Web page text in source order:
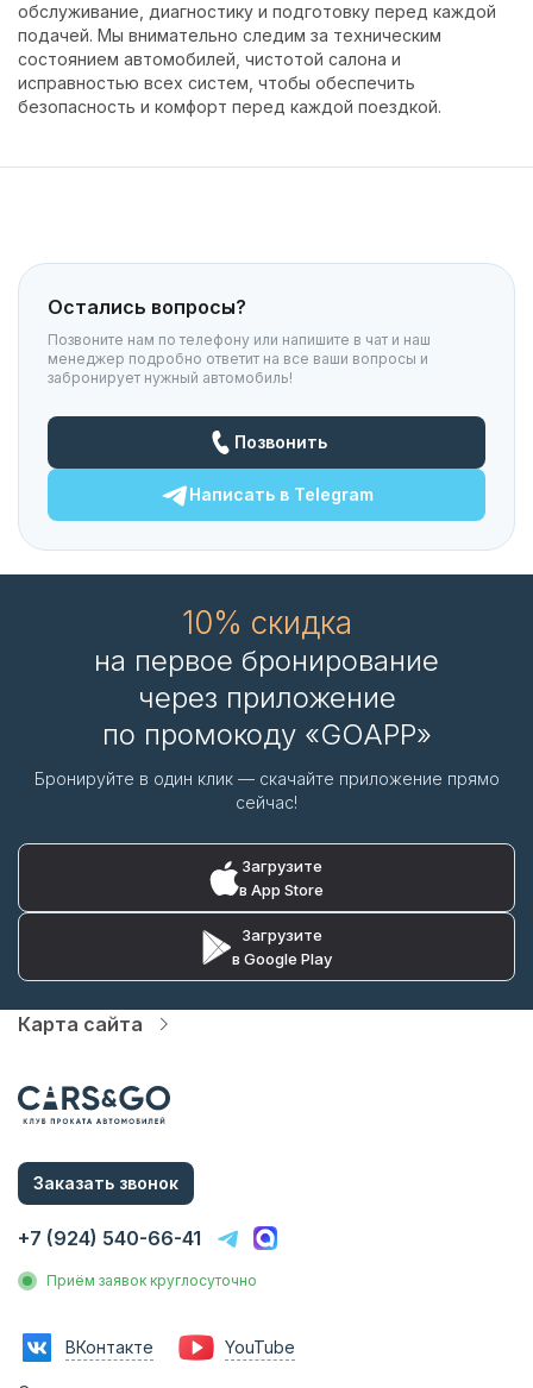
обслуживание, диагностику и подготовку перед каждой
подачей. Мы внимательно следим за техническим
состоянием автомобилей, чистотой салона и
исправностью всех систем, чтобы обеспечить
безопасность и комфорт перед каждой поездкой.
Остались вопросы?
Позвоните нам по телефону или напишите в чат и наш
менеджер подробно ответит на все ваши вопросы и
забронирует нужный автомобиль!
Позвонить
Написать вTelegram
10% скидка
на первое бронирование
через приложение
по промокоду «GOAPP»
Бронируйте в один клик — скачайте приложение прямо
сейчас!
Загрузите
в App Store
Загрузите
в Google Play
Карта сайта
Услуги
О компании
Контакты
Аренда без водителя
Трансфер на вокзал
Трансфер в гостиницу
Франшиза
Фотосессии с авто
Заказать звонок
+7 (924) 540-66-41
Приём заявок круглосуточно
ВКонтакте YouTube